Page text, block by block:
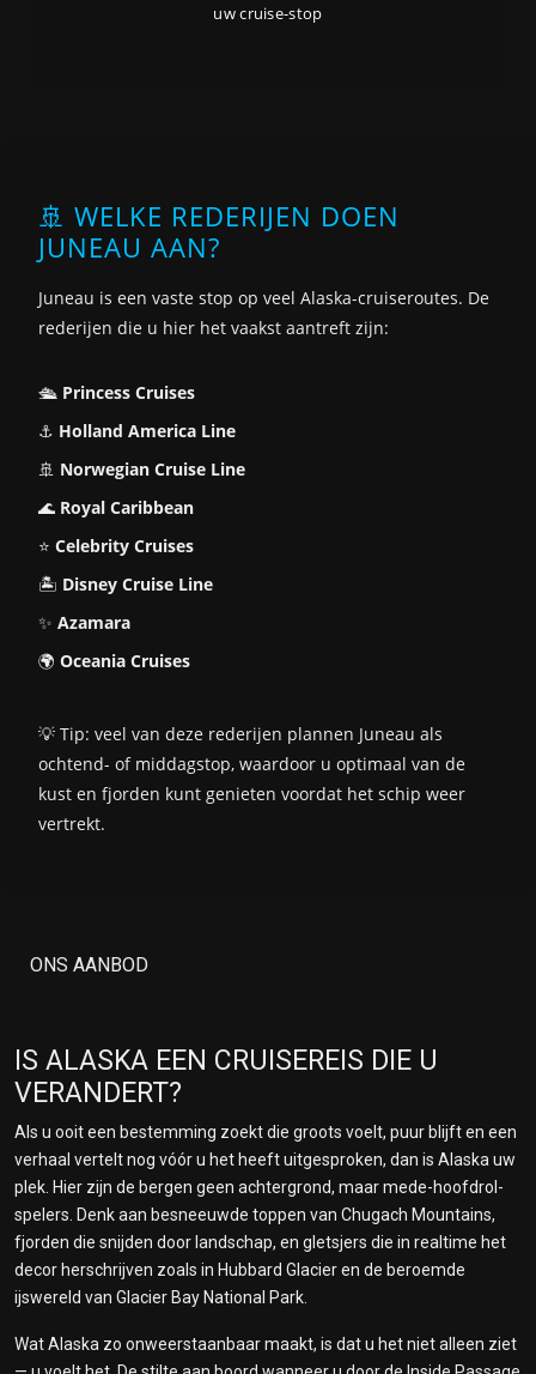
uw cruise-stop
🚢 WELKE REDERIJEN DOEN
JUNEAU AAN?
Juneau is een vaste stop op veel Alaska-cruiseroutes. De
rederijen die u hier het vaakst aantreft zijn:
🛳️ Princess Cruises
⚓ Holland America Line
🚢 Norwegian Cruise Line
🌊 Royal Caribbean
⭐ Celebrity Cruises
🏝️ Disney Cruise Line
✨ Azamara
🌍 Oceania Cruises
💡 Tip: veel van deze rederijen plannen Juneau als
ochtend- of middagstop, waardoor u optimaal van de
kust en fjorden kunt genieten voordat het schip weer
vertrekt.
ONS AANBOD
IS ALASKA EEN CRUISEREIS DIE U
VERANDERT?
Als u ooit een bestemming zoekt die groots voelt, puur blijft en een
verhaal vertelt nog vóór u het heeft uitgesproken, dan is Alaska uw
plek. Hier zijn de bergen geen achtergrond, maar mede-hoofdrol­
spelers. Denk aan besneeuwde toppen van Chugach Mountains,
fjorden die snijden door landschap, en gletsjers die in realtime het
decor herschrijven zoals in Hubbard Glacier en de beroemde
ijswereld van Glacier Bay National Park.
Wat Alaska zo onweerstaanbaar maakt, is dat u het niet alleen ziet